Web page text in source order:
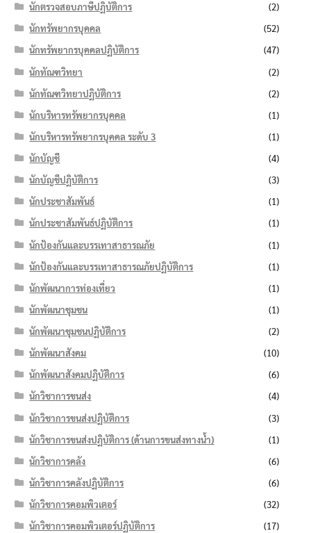
นักตรวจสอบภาษีปฏิบัติการ
(2)
นักทรัพยากรบุคคล
(52)
นักทรัพยากรบุคคลปฏิบัติการ
(47)
นักทัณฑวิทยา
(2)
นักทัณฑวิทยาปฏิบัติการ
(2)
นักบริหารทรัพยากรบุคคล
(1)
นักบริหารทรัพยากรบุคคล ระดับ 3
(1)
นักบัญชี
(4)
นักบัญชีปฏิบัติการ
(3)
นักประชาสัมพันธ์
(1)
นักประชาสัมพันธ์ปฏิบัติการ
(1)
นักป้องกันและบรรเทาสาธารณภัย
(1)
นักป้องกันและบรรเทาสาธารณภัยปฏิบัติการ
(1)
นักพัฒนาการท่องเที่ยว
(1)
นักพัฒนาชุมชน
(1)
นักพัฒนาชุมชนปฏิบัติการ
(2)
นักพัฒนาสังคม
(10)
นักพัฒนาสังคมปฏิบัติการ
(6)
นักวิชาการขนส่ง
(4)
นักวิชาการขนส่งปฏิบัติการ
(3)
นักวิชาการขนส่งปฏิบัติการ (ด้านการขนส่งทางน้ำ)
(1)
นักวิชาการคลัง
(6)
นักวิชาการคลังปฏิบัติการ
(6)
นักวิชาการคอมพิวเตอร์
(32)
นักวิชาการคอมพิวเตอร์ปฏิบัติการ
(17)